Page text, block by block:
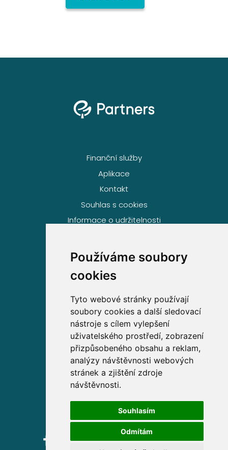
Používáme soubory
cookies
Tyto webové stránky používají
soubory cookies a další sledovací
nástroje s cílem vylepšení
uživatelského prostředí, zobrazení
přizpůsobeného obsahu a reklam,
analýzy návštěvnosti webových
stránek a zjištění zdroje
návštěvnosti.
Souhlasím
Odmítám
Finanční služby
Aplikace
Kontakt
Souhlas s cookies
Informace o udržitelnosti
Volejte zdarma na
800 63 63 63
Sídlo společnosti
Partners Financial Services, a.s.
Prague Gate, 4. patro,
Türkova 2319/5b, 149 00
Praha 4 – Chodov
IČ: 276 99 781